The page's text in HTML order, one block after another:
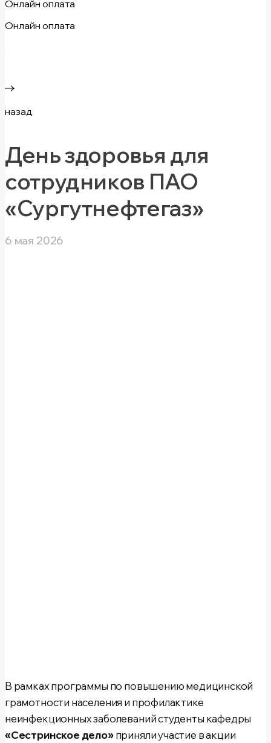
Онлайн оплата
Онлайн оплата
назад
День здоровья для
сотрудников ПАО
«Сургутнефтегаз»
6 мая 2026
В рамках программы по повышению медицинской
грамотности населения и профилактике
неинфекционных заболеваний студенты кафедры
«Сестринское дело»приняли участие в акции